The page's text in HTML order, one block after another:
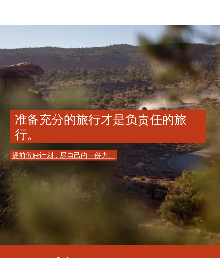
准备充分的旅行才是负责任的旅
行。
提前做好计划，尽自己的一份力。